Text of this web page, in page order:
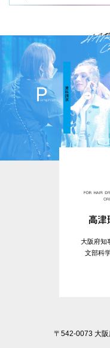
大阪府知
文部科
〒542-0073 大